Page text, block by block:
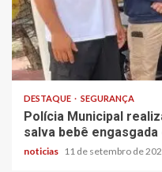
DESTAQUE SEGURANÇA
Polícia Municipal
salva bebê engasgada
noticias 11 de setembro de